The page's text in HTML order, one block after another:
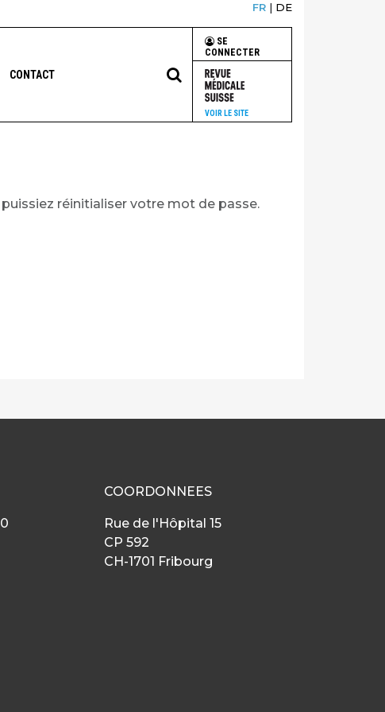
FR | DE
CONTACT
SE
CONNECTER
VOIR LE SITE
réinitialiser votre mot de passe.
COORDONNEES
Rue de l'Hôpital 15
CP 592
CH-1701 Fribourg